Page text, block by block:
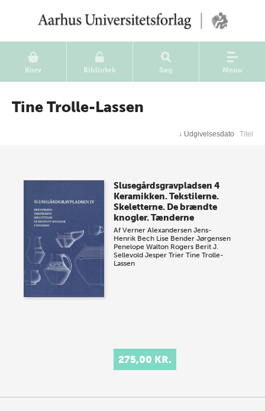
Kurv Bibliotek Søg Menu
Tine Trolle-Lassen
↓ Udgivelsesdato Titel
Slusegårdsgravpladsen 4
Keramikken. Tekstilerne.
Skeletterne. De brændte
knogler. Tænderne
AfVerner Alexandersen Jens-
Henrik Bech Lise Bender Jørgensen
Penelope Walton Rogers Berit J.
Sellevold Jesper Trier Tine Trolle-
Lassen
275,00 KR.